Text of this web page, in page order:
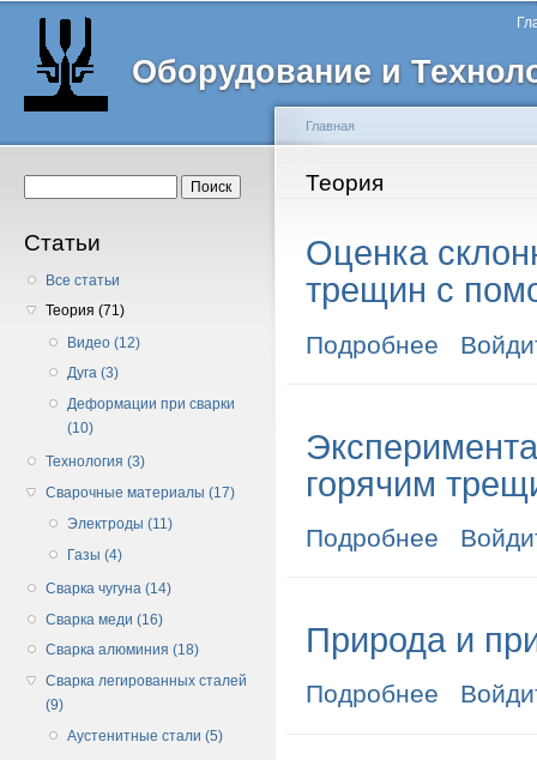
Оборудование и
Главное меню
Статьи
Все статьи
Теория (71)
Видео (12)
Дуга (3)
Деформации при сварки
(10)
Технология (3)
Сварочные материалы (17)
Электроды (11)
Газы (4)
Сварка чугуна (14)
Сварка меди (16)
Сварка алюминия (18)
Сварка легированных сталей
(9)
Аустенитные стали (5)
Вы здесь
Главная
Теория
Оценка
трещин с
Подробнее о Оценка
горячим
Подробнее о
Природа и
Подробнее о Природа и